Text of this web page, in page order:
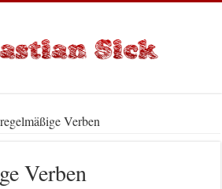
Verben
Verben